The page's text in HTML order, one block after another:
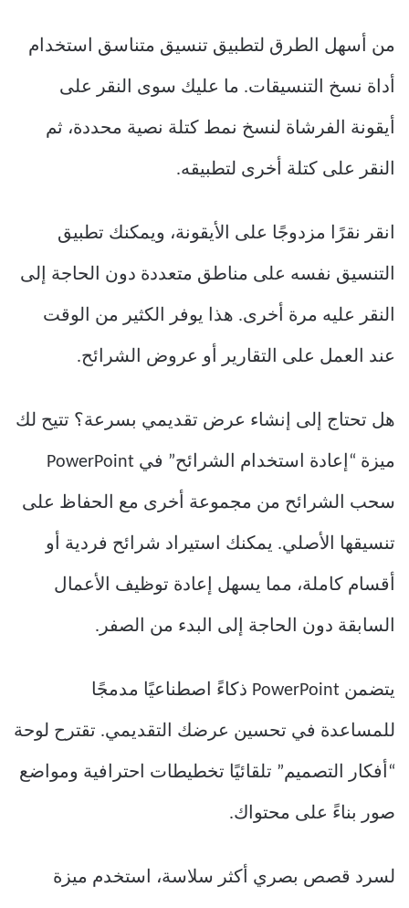
من أسهل الطرق لتطبيق تنسيق متناسق استخدام
أداة نسخ التنسيقات. ما عليك سوى النقر على
أيقونة الفرشاة لنسخ نمط كتلة نصية محددة، ثم
النقر على كتلة أخرى لتطبيقه.
انقر نقرًا مزدوجًا على الأيقونة، ويمكنك تطبيق
التنسيق نفسه على مناطق متعددة دون الحاجة إلى
النقر عليه مرة أخرى. هذا يوفر الكثير من الوقت
عند العمل على التقارير أو عروض الشرائح.
هل تحتاج إلى إنشاء عرض تقديمي بسرعة؟ تتيح لك
ميزة “إعادة استخدام الشرائح” في PowerPoint
سحب الشرائح من مجموعة أخرى مع الحفاظ على
تنسيقها الأصلي. يمكنك استيراد شرائح فردية أو
أقسام كاملة، مما يسهل إعادة توظيف الأعمال
السابقة دون الحاجة إلى البدء من الصفر.
يتضمن PowerPoint ذكاءً اصطناعيًا مدمجًا
للمساعدة في تحسين عرضك التقديمي. تقترح لوحة
“أفكار التصميم” تلقائيًا تخطيطات احترافية ومواضع
صور بناءً على محتواك.
لسرد قصص بصري أكثر سلاسة، استخدم ميزة